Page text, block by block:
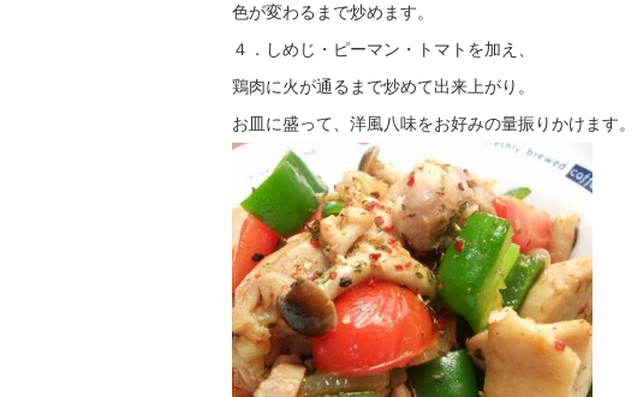
色が変わるまで炒めます。
４．しめじ・ピーマン・トマトを加え、
鶏肉に火が通るまで炒めて出来上がり。
お皿に盛って、洋風八味をお好みの量振りかけます。